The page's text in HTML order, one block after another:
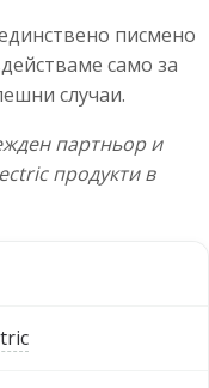
писмено
само за
случаи.
партньор и
продукти в